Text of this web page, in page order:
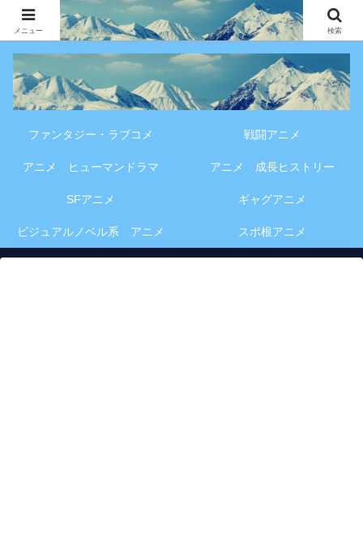
アニメ・漫画・VOD作品の見どころ、配信情報、登場人物や物語の考察を、作
品別・ジャンル別に分かりやすく紹介する専門ブログです。
ファンタジー・ラブコメ 戦闘アニメ
アニメ ヒューマンドラマ アニメ 成長ヒストリー
SFアニメ ギャグアニメ
ビジュアルノベル系 アニメ スポ根アニメ
メニュー 検索